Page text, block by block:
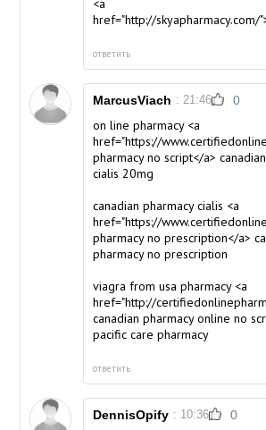
<a
href="http://skyapharmacy.com/
ответить
MarcusViach : 21:46 0
on line pharmacy <a
href="https://
pharmacy no script</a>
cialis 20mg
canadian pharmacy cialis <a
href="https://
pharmacy no prescription</a>
pharmacy no prescription
viagra from usa pharmacy <a
href="http://
canadian pharmacy online no
pacific care pharmacy
ответить
DennisOpify : 10:36 0